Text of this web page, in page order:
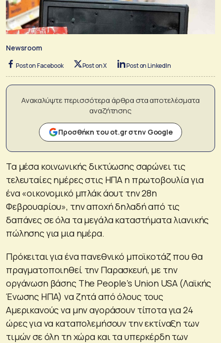
Newsroom
Post on Facebook Post on X Post on LinkedIn
Ανακαλύψτε περισσότερα άρθρα στα αποτελέσματα
αναζήτησης
Προσθήκη του ot.gr στην Google
Τα μέσα κοινωνικής δικτύωσης σαρώνει τις
τελευταίες ημέρες στις ΗΠΑ η πρωτοβουλία για
ένα «οικονομικό μπλάκ άουτ την 28η
Φεβρουαρίου», την αποχή δηλαδή από τις
δαπάνες σε όλα τα μεγάλα καταστήματα λιανικής
πώλησης για μια ημέρα.
Πρόκειται για ένα πανεθνικό μποϊκοτάζ που θα
πραγματοποιηθεί την Παρασκευή, με την
οργάνωση βάσης The People’s Union USA (Λαϊκής
Ένωσης ΗΠΑ) να ζητά από όλους τους
Αμερικανούς να μην αγοράσουν τίποτα για 24
ώρες για να καταπολεμήσουν την εκτίναξη των
τιμών σε όλη τη χώρα και τα υπερκέρδη των